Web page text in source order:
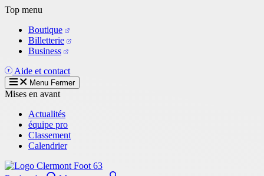
Aller
contenu
principal
Top menu
Boutique
Billetterie
Business
Aide et contact
Menu Fermer
Mises en avant
Actualités
équipe pro
Classement
Calendrier